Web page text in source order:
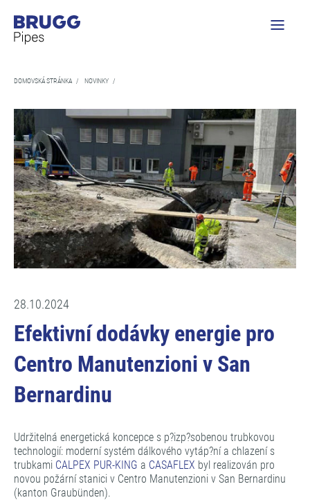
DOMOVSKÁ STRÁNKA / NOVINKY /
28.10.2024
Efektivní dodávky energie pro
Centro Manutenzioni v San
Bernardinu
Udržitelná energetická koncepce s p?izp?sobenou trubkovou
technologií: moderní systém dálkového vytáp?ní a chlazení s
trubkami CALPEX PUR-KING a CASAFLEX byl realizován pro
novou požární stanici v Centro Manutenzioni v San Bernardinu
(kanton Graubünden).